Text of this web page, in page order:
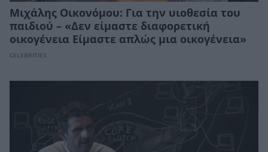
Μιχάλης Οικονόμου: Για την υιοθεσία του
παιδιού – «Δεν είμαστε διαφορετική
οικογένεια Είμαστε απλώς μια οικογένεια»
CELEBRITIES